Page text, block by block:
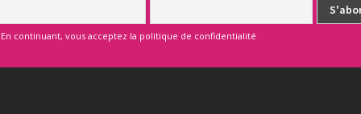
continuant, vous acceptez la politique de confidentialité